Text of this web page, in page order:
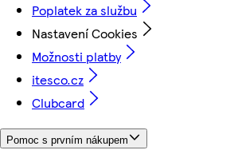
Poplatek za službu
Nastavení Cookies
Možnosti platby
itesco.cz
Clubcard
Pomoc s prvním nákupem